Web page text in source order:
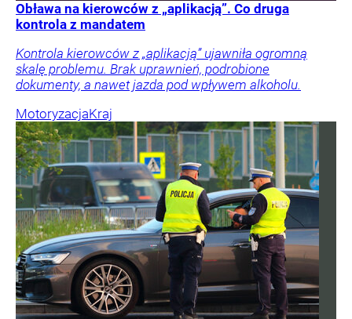
Obława na kierowców z „aplikacją”. Co druga
kontrola z mandatem
Kontrola kierowców z „aplikacją” ujawniła ogromną
skalę problemu. Brak uprawnień, podrobione
dokumenty, a nawet jazda pod wpływem alkoholu.
MotoryzacjaKraj